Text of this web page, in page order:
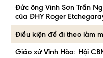
Đức ông Vinh Sơn Trần
của ĐHY Roger
Điều kiện để đi theo làm
Giáo xứ Vĩnh Hòa: Hội